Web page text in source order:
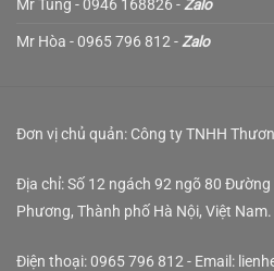
Mr Tùng - 0946 168826 - Zalo
Mr Hòa - 0965 796 812 - Zalo
Đơn vị chủ quản: Công ty TNHH
Địa chỉ: Số 12 ngách 92 ngõ 80
Phương, Thành phố Hà Nội, Việt Nam.
Điện thoại: 0965 796 812 - Email: